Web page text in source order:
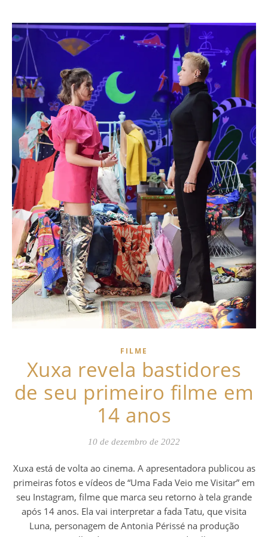
FILME
Xuxa revela bastidores
de seu primeiro filme em
14 anos
10 de dezembro de 2022
Xuxa está de volta ao cinema. A apresentadora publicou as
primeiras fotos e vídeos de “Uma Fada Veio me Visitar” em
seu Instagram, filme que marca seu retorno à tela grande
após 14 anos. Ela vai interpretar a fada Tatu, que visita
Luna, personagem de Antonia Périssé na produção